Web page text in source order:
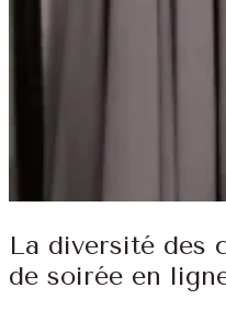
La diversité des
de soirée en